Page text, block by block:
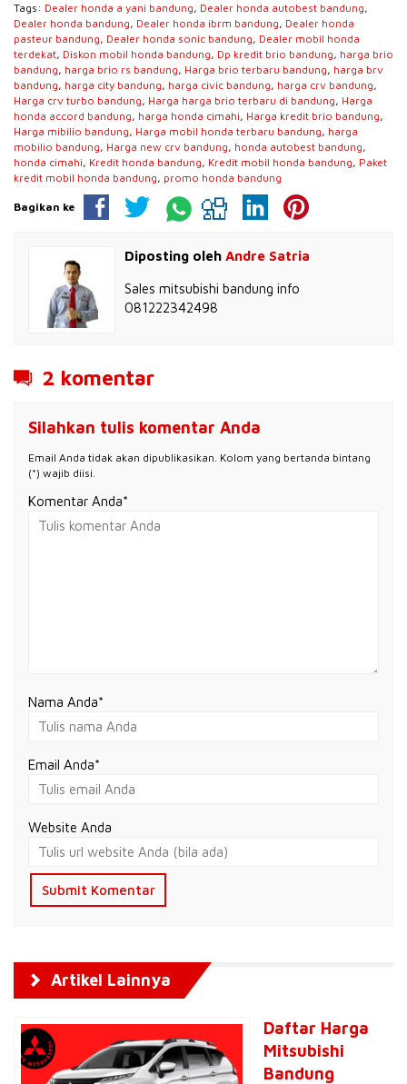
Tags: Dealer honda a yani bandung, Dealer honda autobest bandung,
Dealer honda bandung, Dealer honda ibrm bandung, Dealer honda
pasteur bandung, Dealer honda sonic bandung, Dealer mobil honda
terdekat, Diskon mobil honda bandung, Dp kredit brio bandung, harga brio
bandung, harga brio rs bandung, Harga brio terbaru bandung, harga brv
bandung, harga city bandung, harga civic bandung, harga crv bandung,
Harga crv turbo bandung, Harga harga brio terbaru di bandung, Harga
honda accord bandung, harga honda cimahi, Harga kredit brio bandung,
Harga mibilio bandung, Harga mobil honda terbaru bandung, harga
mobilio bandung, Harga new crv bandung, honda autobest bandung,
honda cimahi, Kredit honda bandung, Kredit mobil honda bandung, Paket
kredit mobil honda bandung, promo honda bandung
Bagikan ke
Diposting oleh Andre Satria
Sales mitsubishi bandung info
081222342498
2 komentar
Silahkan tulis komentar Anda
Email Anda tidak akan dipublikasikan. Kolom yang bertanda bintang
(*) wajib diisi.
Komentar Anda*
Nama Anda*
Email Anda*
Website Anda
Artikel Lainnya
Daftar Harga
Mitsubishi
Bandung